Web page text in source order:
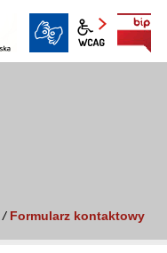
Panel wcag
/ Formularz kontaktowy